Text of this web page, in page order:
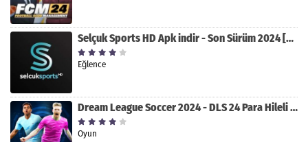
Selçuk Sports HD Apk indir - Son Sürüm 2024 [2.0.1.9]
Eğlence
Dream League Soccer 2024 - DLS 24 Para Hileli MOD APK indir [v11.050]
Oyun